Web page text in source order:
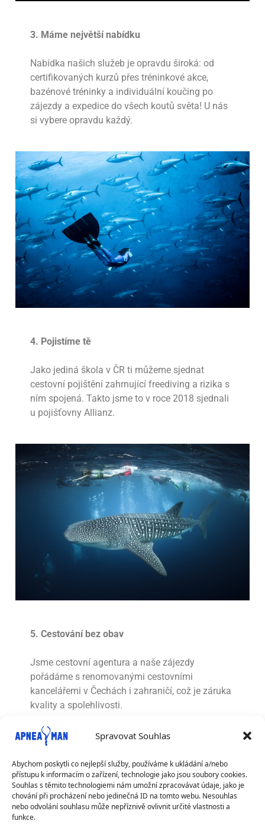
Spravovat Souhlas
Abychom poskytli co nejlepší služby, používáme k ukládání a/nebo
přístupu k informacím o zařízení, technologie jako jsou soubory cookies.
Souhlas s těmito technologiemi nám umožní zpracovávat údaje, jako je
chování při procházení nebo jedinečná ID na tomto webu. Nesouhlas
nebo odvolání souhlasu může nepříznivě ovlivnit určité vlastnosti a
funkce.
3. Máme největší nabídku
Nabídka našich služeb je opravdu široká: od
certifikovaných kurzů přes tréninkové akce,
bazénové tréninky a individuální koučing po
zájezdy a expedice do všech koutů světa! U nás
si vybere opravdu každý.
4. Pojistíme tě
Jako jediná škola v ČR ti můžeme sjednat
cestovní pojištění zahrnující freediving a rizika s
ním spojená. Takto jsme to v roce 2018 sjednali
u pojišťovny Allianz.
5. Cestování bez obav
Jsme cestovní agentura a naše zájezdy
pořádáme s renomovanými cestovními
kancelářemi v Čechách i zahraničí, což je záruka
kvality a spolehlivosti.